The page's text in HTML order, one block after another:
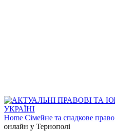
Home Сімейне та спадкове право
онлайн у Тернополі